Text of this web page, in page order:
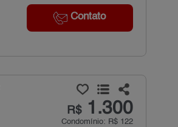
Contato
R$1.300
Condomínio: R$ 122